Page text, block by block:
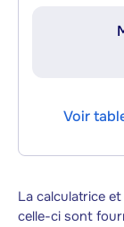
Voir
La calculatrice
celle-ci sont